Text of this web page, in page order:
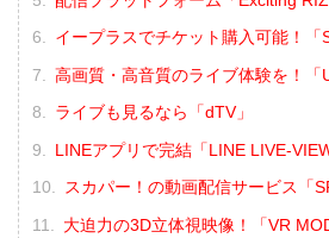
イープラスでチケット購入可能！「
高画質・高音質のライブ体験を！「
ライブも見るなら「dTV」
LINEアプリで完結「LINE LIVE-
スカパー！の動画配信サービス「
大迫力の3D立体視映像！「VR